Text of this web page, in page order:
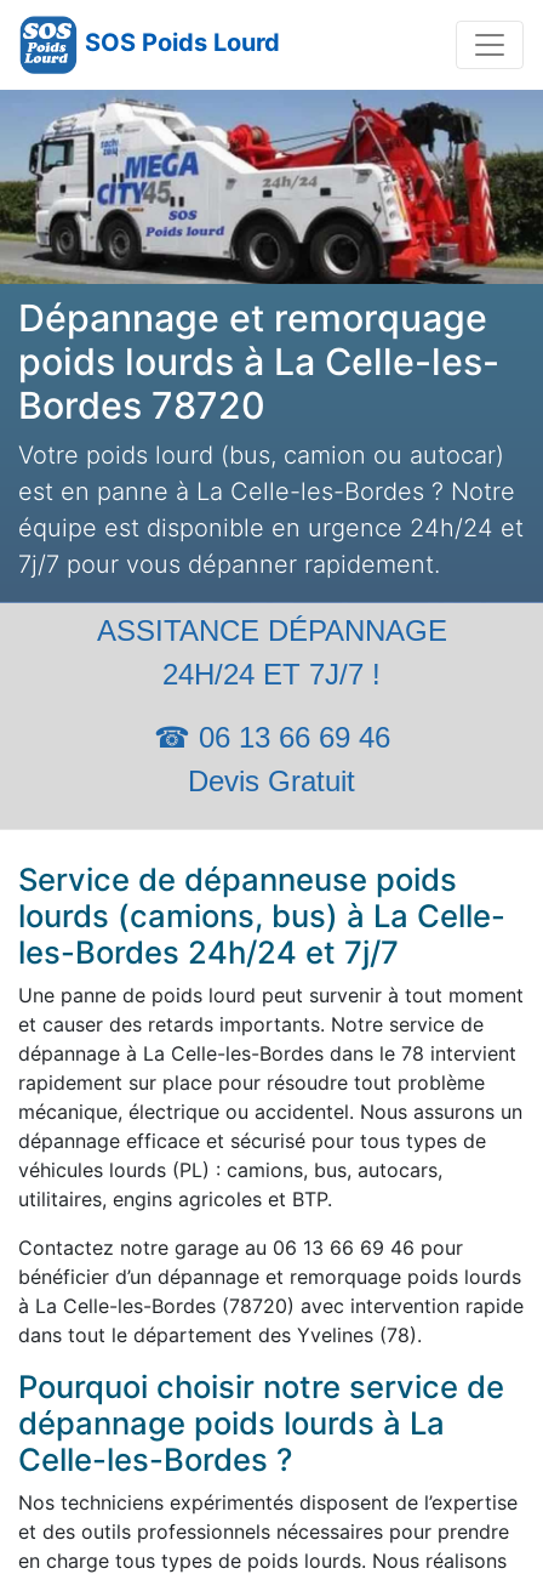
SOS Poids Lourd
Dépannage et remorquage
poids lourds à La Celle-les-
Bordes 78720
Votre poids lourd (bus, camion ou autocar)
est en panne à La Celle-les-Bordes ? Notre
équipe est disponible en urgence 24h/24 et
7j/7 pour vous dépanner rapidement.
ASSITANCE DÉPANNAGE
24H/24 ET 7J/7 !
☎ 06 13 66 69 46
Devis Gratuit
Service de dépanneuse poids
lourds (camions, bus) à La Celle-
les-Bordes 24h/24 et 7j/7
Une panne de poids lourd peut survenir à tout moment
et causer des retards importants. Notre service de
dépannage à La Celle-les-Bordes dans le 78 intervient
rapidement sur place pour résoudre tout problème
mécanique, électrique ou accidentel. Nous assurons un
dépannage efficace et sécurisé pour tous types de
véhicules lourds (PL) : camions, bus, autocars,
utilitaires, engins agricoles et BTP.
Contactez notre garage au 06 13 66 69 46 pour
bénéficier d’un dépannage et remorquage poids lourds
à La Celle-les-Bordes (78720) avec intervention rapide
dans tout le département des Yvelines (78).
Pourquoi choisir notre service de
dépannage poids lourds à La
Celle-les-Bordes ?
Nos techniciens expérimentés disposent de l’expertise
et des outils professionnels nécessaires pour prendre
en charge tous types de poids lourds. Nous réalisons